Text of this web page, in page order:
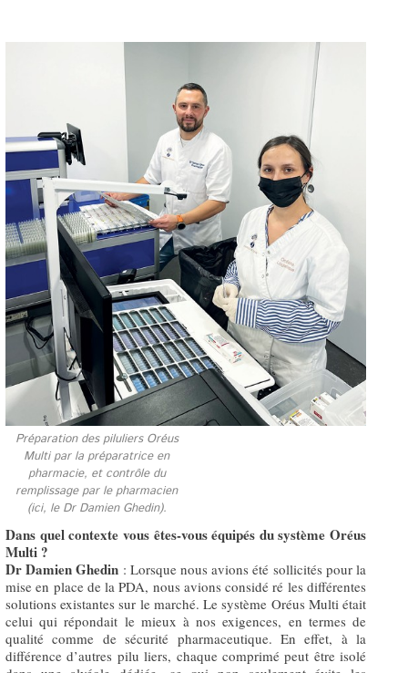
Préparation des piluliers Oréus
Multi par la préparatrice en
pharmacie, et contrôle du
remplissage par le pharmacien
(ici, le Dr Damien Ghedin).
Dans quel contexte vous êtes-vous équipés du système Oréus
Multi ?
Dr Damien Ghedin : Lorsque nous avions été sollicités pour la
mise en place de la PDA, nous avions considé ré les différentes
solutions existantes sur le marché. Le système Oréus Multi était
celui qui répondait le mieux à nos exigences, en termes de
qualité comme de sécurité pharmaceutique. En effet, à la
différence d’autres pilu liers, chaque comprimé peut être isolé